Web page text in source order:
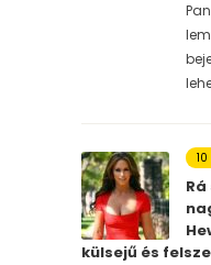
külsejű és